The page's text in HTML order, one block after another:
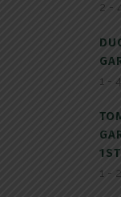
2 -
1 -
1 -